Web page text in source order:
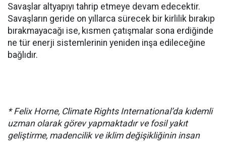
Savaşlar altyapıyı tahrip etmeye devam edecektir.
Savaşların geride on yıllarca sürecek bir kirlilik bırakıp
bırakmayacağı ise, kısmen çatışmalar sona erdiğinde
ne tür enerji sistemlerinin yeniden inşa edileceğine
bağlıdır.
* Felix Horne, Climate Rights International’da kıdemli
uzman olarak görev yapmaktadır ve fosil yakıt
geliştirme, madencilik ve iklim değişikliğinin insan